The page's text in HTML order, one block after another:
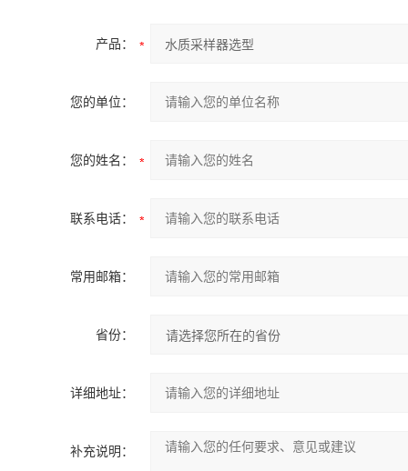
产品：
您的单位：
您的姓名：
联系电话：
常用邮箱：
省份：
详细地址：
补充说明：